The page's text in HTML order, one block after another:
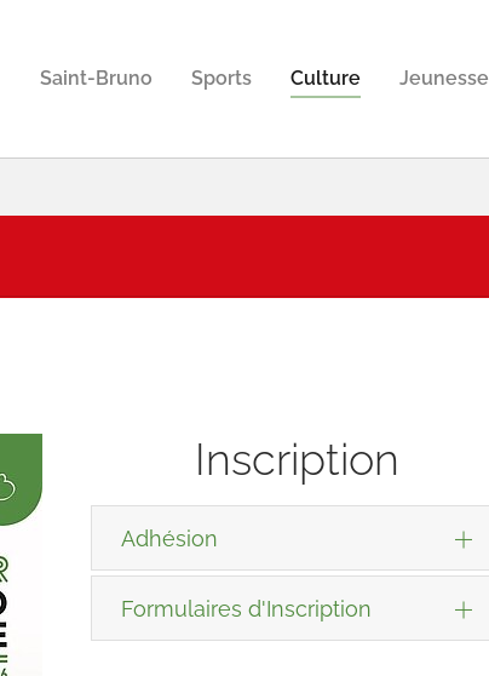
Saint-Bruno Sports Culture Jeunesse
Inscription
Adhésion
Formulaires d'Inscription